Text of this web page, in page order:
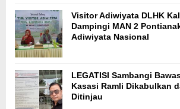
Visitor Adiwiyata DLHK
Dampingi MAN 2
Adiwiyata Nasional
LEGATISI Sambangi
Kasasi Ramli Dikabulkan
Ditinjau